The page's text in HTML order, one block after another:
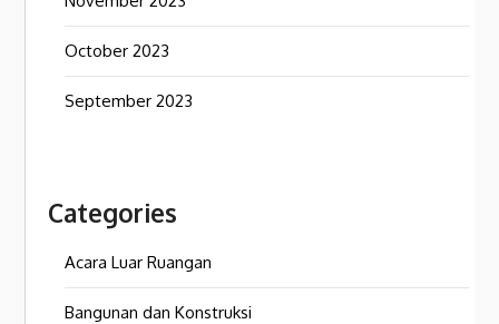
October 2023
September 2023
Categories
Acara Luar Ruangan
Bangunan dan Konstruksi